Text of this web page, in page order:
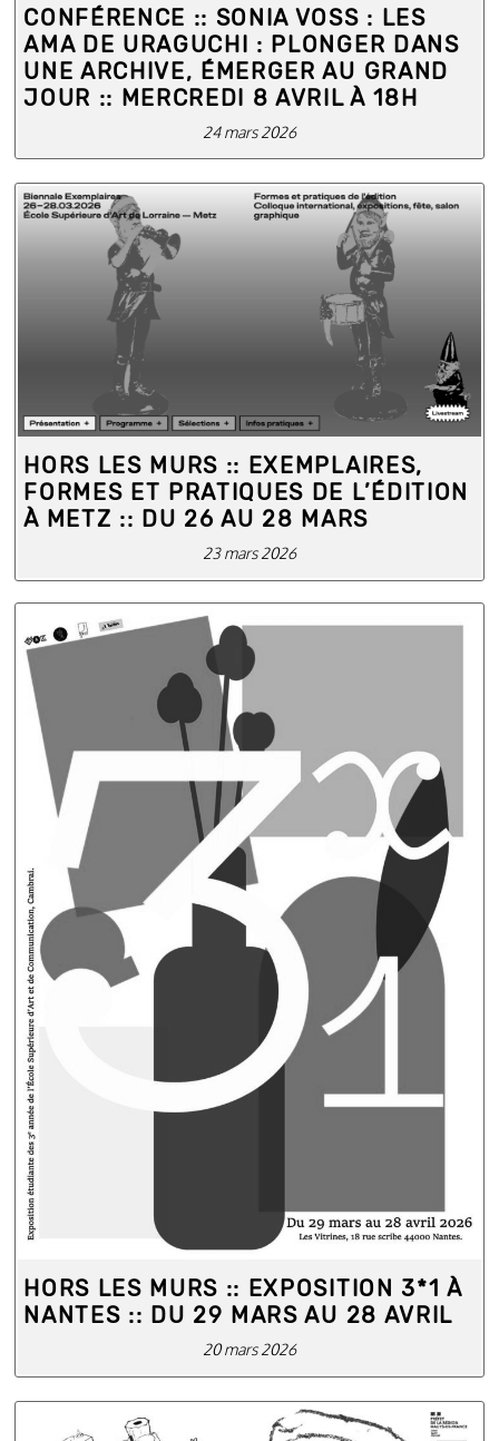
CONFÉRENCE :: SONIA VOSS : LES
AMA DE URAGUCHI : PLONGER DANS
UNE ARCHIVE, ÉMERGER AU GRAND
JOUR :: MERCREDI 8 AVRIL À 18H
24 mars 2026
HORS LES MURS :: EXEMPLAIRES,
FORMES ET PRATIQUES DE L’ÉDITION
À METZ :: DU 26 AU 28 MARS
23 mars 2026
HORS LES MURS :: EXPOSITION 3*1 À
NANTES :: DU 29 MARS AU 28 AVRIL
20 mars 2026